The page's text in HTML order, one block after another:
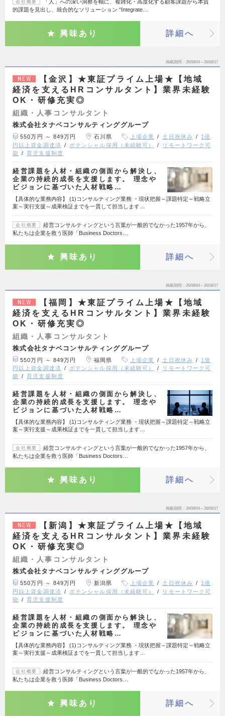
会社概要
「人」への深い洞察を軸に、複雑化・高度化する顧客課題から本質
的課題を見出し、統合的なソリューション “Integrate…
興味あり 詳細へ
掲載期間 26/08/04～26/08/17
NEW
【金沢】★東証プライム上場★【地域
経済を支えるHRコンサルタント】業界未経験
OK・研修充実◎
組織・人事コンサルタント
株式会社タナベコンサルティンググループ
550万円 ～ 849万円 石川県 上場企業 土日祝休み
1億
円以上資金調達済
ポテンシャル採用（未経験可）
リモートワーク可
能
育児支援制度
経営課題を人材・組織の側面から解決し、
企業の持続的成長を支援します。 理念や
ビジョンに基づいた人材戦略…
【具体的な業務内容】 (1)コンサルティング業務 ・現状把握～課題特定～戦略立
案～実行支援～成果検証までを一貫して担当します…
会社概要
経営コンサルティングという言葉が一般的でなかった1957年から、
私たちは企業を救う医師「Business Doctors…
興味あり 詳細へ
掲載期間 26/08/04～26/08/17
NEW
【福岡】★東証プライム上場★【地域
経済を支えるHRコンサルタント】業界未経験
OK・研修充実◎
組織・人事コンサルタント
株式会社タナベコンサルティンググループ
550万円 ～ 849万円 福岡県 上場企業 土日祝休み
1億
円以上資金調達済
ポテンシャル採用（未経験可）
リモートワーク可
能
育児支援制度
経営課題を人材・組織の側面から解決し、
企業の持続的成長を支援します。 理念や
ビジョンに基づいた人材戦略…
【具体的な業務内容】 (1)コンサルティング業務 ・現状把握～課題特定～戦略立
案～実行支援～成果検証までを一貫して担当します…
会社概要
経営コンサルティングという言葉が一般的でなかった1957年から、
私たちは企業を救う医師「Business Doctors…
興味あり 詳細へ
掲載期間 26/08/04～26/08/17
NEW
【新潟】★東証プライム上場★【地域
経済を支えるHRコンサルタント】業界未経験
OK・研修充実◎
組織・人事コンサルタント
株式会社タナベコンサルティンググループ
550万円 ～ 849万円 新潟県 上場企業 土日祝休み
1億
円以上資金調達済
ポテンシャル採用（未経験可）
リモートワーク可
能
育児支援制度
経営課題を人材・組織の側面から解決し、
企業の持続的成長を支援します。 理念や
ビジョンに基づいた人材戦略…
【具体的な業務内容】 (1)コンサルティング業務 ・現状把握～課題特定～戦略立
案～実行支援～成果検証までを一貫して担当します…
会社概要
経営コンサルティングという言葉が一般的でなかった1957年から、
私たちは企業を救う医師「Business Doctors…
興味あり 詳細へ